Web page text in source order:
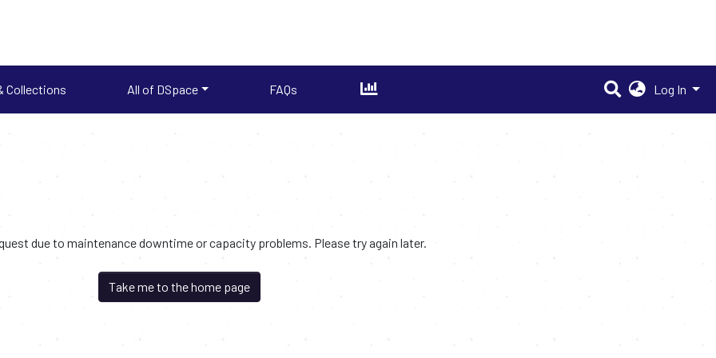
Collections All of DSpace FAQs Log In
due to maintenance downtime or capacity problems. Please try again later.
Take me to the home page